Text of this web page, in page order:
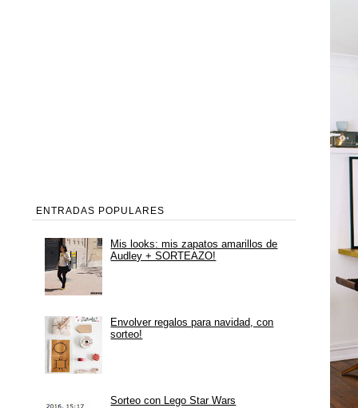
ENTRADAS POPULARES
Mis looks: mis zapatos amarillos de
Audley + SORTEAZO!
Envolver regalos para navidad, con
sorteo!
Sorteo con Lego Star Wars